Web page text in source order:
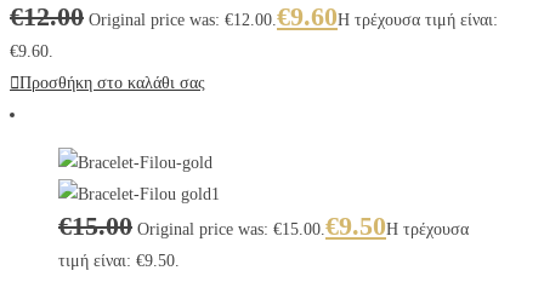
€12.00 Original price was: €12.00.€9.60Η τρέχουσα τιμή είναι:
€9.60.
Προσθήκη στο καλάθι σας
€15.00 Original price was: €15.00.€9.50Η τρέχουσα
τιμή είναι: €9.50.